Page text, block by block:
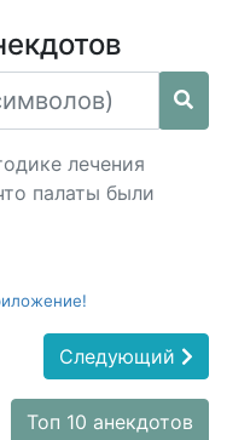
лечения
палаты были
Следующий
Топ 10 анекдотов